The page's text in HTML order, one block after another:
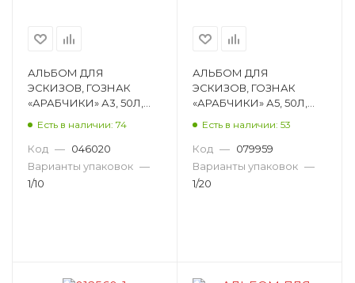
АЛЬБОМ ДЛЯ
ЭСКИЗОВ, ГОЗНАК
«АРАБЧИКИ» А3, 50Л,
Есть в наличии: 74
Код — 046020
Варианты упаковок —
1/10
АЛЬБОМ ДЛЯ
ЭСКИЗОВ, ГОЗНАК
«АРАБЧИКИ» А5, 50Л,
Есть в наличии: 53
Код — 079959
Варианты упаковок —
1/20